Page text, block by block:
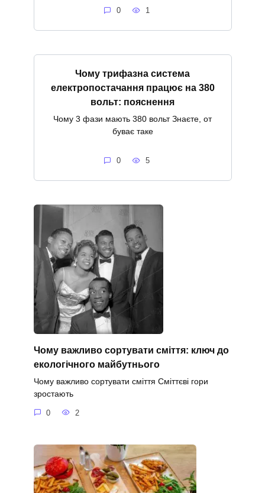
0 1
Чому трифазна система
електропостачання працює на 380
вольт: пояснення
Чому 3 фази мають 380 вольт Знаєте, от
буває таке
0 5
Чому важливо сортувати сміття: ключ до
екологічного майбутнього
Чому важливо сортувати сміття Сміттєві гори
зростають
0 2